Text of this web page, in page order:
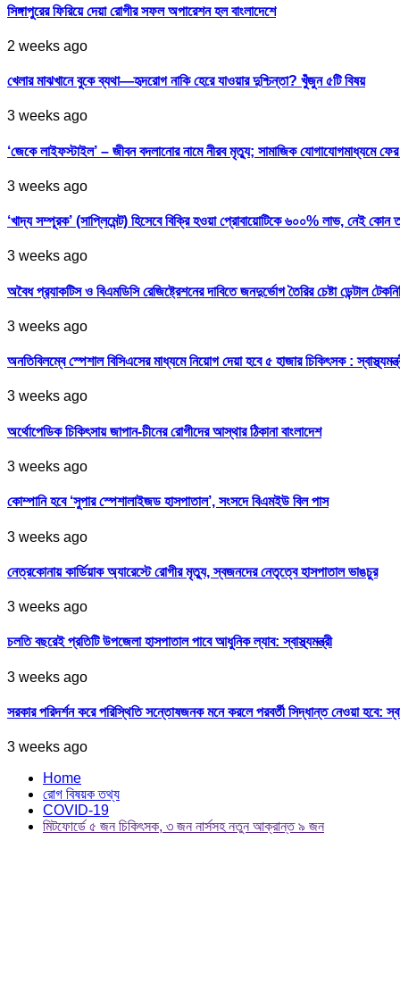
সিঙ্গাপুরের ফিরিয়ে দেয়া রোগীর সফল অপারেশন হল বাংলাদেশে
2 weeks ago
খেলার মাঝখানে বুকে ব্যথা—হৃদরোগ নাকি হেরে যাওয়ার দুশ্চিন্তা? খুঁজুন ৫টি বিষয়
3 weeks ago
‘জেকে লাইফস্টাইল’ – জীবন বদলানোর নামে নীরব মৃত্যু; সামাজিক যোগাযোগমাধ্যমে
3 weeks ago
‘খাদ্য সম্পূরক’ (সাপ্লিমেন্ট) হিসেবে বিক্রি হওয়া প্রোবায়োটিকে ৬০০% লাভ, নেই কোন
3 weeks ago
অবৈধ প্র‍্যাকটিস ও বিএমডিসি রেজিষ্ট্রেশনের দাবিতে জনদুর্ভোগ তৈরির চেষ্টা ডেন্টাল
3 weeks ago
অনতিবিলম্বে স্পেশাল বিসিএসের মাধ্যমে নিয়োগ দেয়া হবে ৫ হাজার চিকিৎসক :
3 weeks ago
অর্থোপেডিক চিকিৎসায় জাপান-চীনের রোগীদের আস্থার ঠিকানা বাংলাদেশ
3 weeks ago
কোম্পানি হবে ‘সুপার স্পেশালাইজড হাসপাতাল’, সংসদে বিএমইউ বিল পাস
3 weeks ago
নেত্রকোনায় কার্ডিয়াক অ্যারেস্টে রোগীর মৃত্যু, স্বজনদের নেতৃত্বে হাসপাতাল ভাঙচুর
3 weeks ago
চলতি বছরেই প্রতিটি উপজেলা হাসপাতাল পাবে আধুনিক ল্যাব: স্বাস্থ্যমন্ত্রী
3 weeks ago
সরকার পরিদর্শন করে পরিস্থিতি সন্তোষজনক মনে করলে পরবর্তী সিদ্ধান্ত নেওয়া হবে:
3 weeks ago
Home
রোগ বিষয়ক তথ্য
COVID-19
মিটফোর্ডে ৫ জন চিকিৎসক, ৩ জন নার্সসহ নতুন আক্রান্ত ৯ জন